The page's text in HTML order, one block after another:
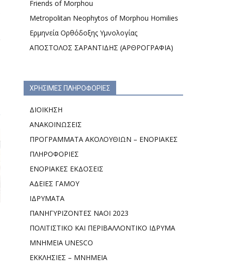
Friends of Morphou
Metropolitan Neophytos of Morphou Homilies
Ερμηνεία Ορθόδοξης Υμνολογίας
ΑΠΟΣΤΟΛΟΣ ΣΑΡΑΝΤΙΔΗΣ (ΑΡΘΡΟΓΡΑΦΙΑ)
ΧΡΗΣΙΜΕΣ ΠΛΗΡΟΦΟΡΙΕΣ
ΔΙΟΙΚΗΣΗ
ΑΝΑΚΟΙΝΩΣΕΙΣ
ΠΡΟΓΡΑΜΜΑΤΑ ΑΚΟΛΟΥΘΙΩΝ – ΕΝΟΡΙΑΚΕΣ
ΠΛΗΡΟΦΟΡΙΕΣ
ΕΝΟΡΙΑΚΕΣ ΕΚΔΟΣΕΙΣ
ΑΔΕΙΕΣ ΓΑΜΟΥ
ΙΔΡΥΜΑΤΑ
ΠΑΝΗΓΥΡΙΖΟΝΤΕΣ ΝΑΟΙ 2023
ΠΟΛΙΤΙΣΤΙΚΟ ΚΑΙ ΠΕΡΙΒΑΛΛΟΝΤΙΚΟ ΙΔΡΥΜΑ
ΜΝΗΜΕΙΑ UNESCO
ΕΚΚΛΗΣΙΕΣ – ΜΝΗΜΕΙΑ